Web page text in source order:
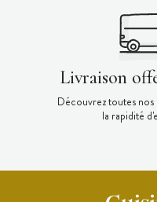
Livraison
Découvrez toutes
la rapidité